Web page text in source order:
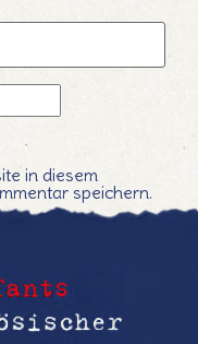
in diesem
speichern.